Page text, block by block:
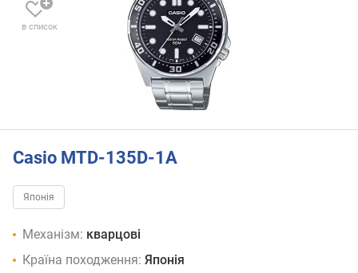
в список
Casio MTD-135D-1A
Японія
Механізм: кварцові
Країна походження: Японія